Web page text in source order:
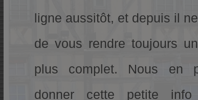
ligne aussitôt, et depuis il
de vous rendre toujours
plus complet. Nous en
donner cette petite